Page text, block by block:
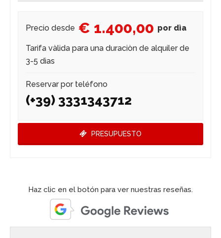
Precio desde € 1.400,00 por dìa
Tarifa vàlida para una duraciòn de alquiler de
3-5 dìas
Reservar por teléfono
(+39) 3331343712
PRESUPUESTO
Haz clic en el botón para ver nuestras reseñas.